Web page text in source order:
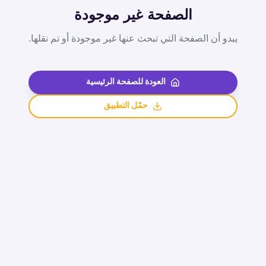
الصفحة غير موجودة
يبدو أن الصفحة التي تبحث عنها غير موجودة أو تم نقلها.
العودة للصفحة الرئيسية
حمّل التطبيق